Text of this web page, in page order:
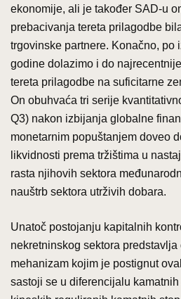
ekonomije, ali je također SAD-u
prebacivanja tereta prilagodbe
trgovinske partnere. Konačno, po
godine dolazimo i do
tereta prilagodbe na suficitarne
On obuhvaća tri serije
Q3) nakon izbijanja globalne
monetarnim popuštanjem doveo
likvidnosti prema tržištima u
rasta njihovih sektora
nauštrb sektora utrživih dobara.
Unatoč postojanju kapitalnih
nekretninskog sektora
mehanizam kojim je postignut
sastoji se u diferencijalu